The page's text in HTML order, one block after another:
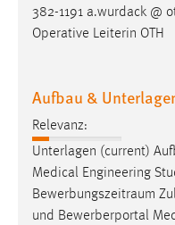
382-1191 a.wurdack @
Operative Leiterin OTH
Aufbau &
Relevanz:
Unterlagen (current)
Medical Engineering
Bewerbungszeitraum
und Bewerberportal
Matomo
Zweck:
Zugriffsstatistik
Cookie Laufzeit:
Max. 13 Monate